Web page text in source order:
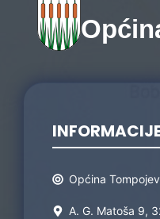
Općina
A. G. Matoša 9,